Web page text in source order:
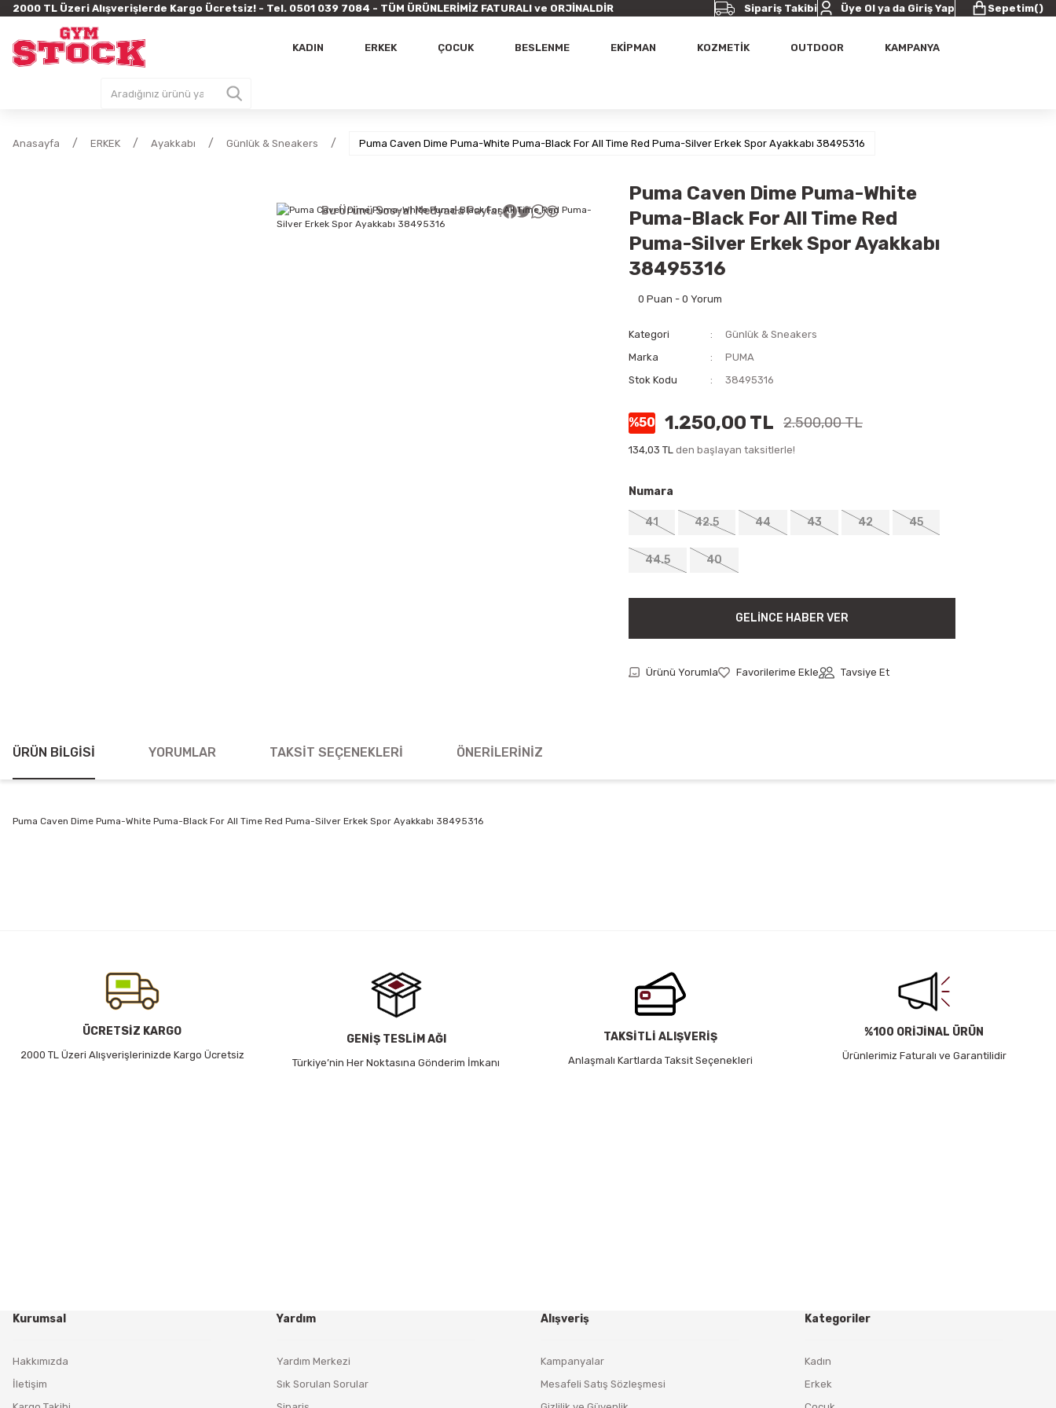
2000 TL Üzeri Alışverişlerde Kargo Ücretsiz! - Tel. 0501 039 7084 - TÜM ÜRÜNLERİMİZ FATURALI ve ORJİNALDİR Sipariş Takibi Üye Ol ya da Giriş Yap Sepetim()
KADIN ERKEK ÇOCUK BESLENME EKİPMAN KOZMETİK OUTDOOR KAMPANYA
Anasayfa ERKEK Ayakkabı Günlük & Sneakers Puma Caven Dime Puma-White Puma-Black For All Time Red Puma-Silver Erkek Spor Ayakkabı 38495316
Bu Ürünü Sosyal Medyada Paylaş
Puma Caven Dime Puma-White
Puma-Black For All Time Red
Puma-Silver Erkek Spor Ayakkabı
38495316
0 Puan - 0 Yorum
Kategori
Günlük & Sneakers
Marka
PUMA
Stok Kodu
38495316
%50 1.250,00 TL 2.500,00 TL
134,03 TL den başlayan taksitlerle!
Numara
41 42.5 44 43 42 45
44.5 40
GELINCE HABER VER
Ürünü Yorumla Tavsiye Et
ÜRÜN BILGISI YORUMLAR TAKSIT SEÇENEKLERI ÖNERILERINIZ
Puma Caven Dime Puma-White Puma-Black For All Time Red Puma-Silver Erkek Spor Ayakkabı 38495316
Ürün bilgilerinde hatalar bulunuyor.
Ürün fiyatı diğer sitelerden daha pahalı.
Bu ürüne benzer farklı alternatifler olmalı.
ÜCRETSİZ KARGO
2000 TL Üzeri Alışverişlerinizde Kargo Ücretsiz
GENİŞ TESLİM AĞI
Türkiye’nin Her Noktasına Gönderim İmkanı
TAKSİTLİ ALIŞVERİŞ
Anlaşmalı Kartlarda Taksit Seçenekleri
%100 ORİJİNAL ÜRÜN
Ürünlerimiz Faturalı ve Garantilidir
Kurumsal
Hakkımızda
İletişim
Yardım
Yardım Merkezi
Sık Sorulan Sorular
Alışveriş
Kampanyalar
Mesafeli Satış Sözleşmesi
Kategoriler
Kadın
Erkek